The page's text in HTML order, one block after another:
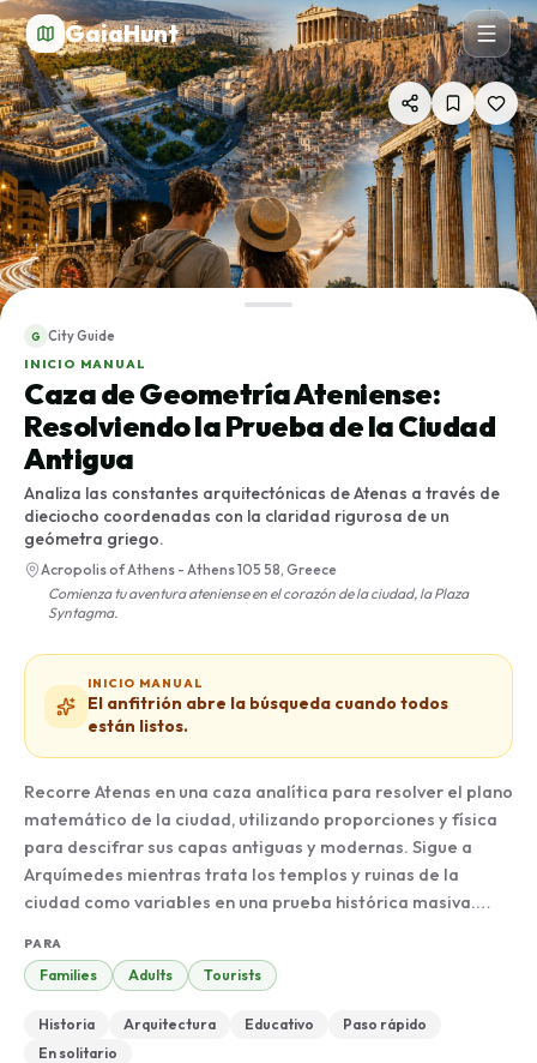
GaiaHunt
G
City Guide
INICIO MANUAL
Caza de Geometría Ateniense:
Resolviendo la Prueba de la Ciudad
Antigua
Analiza las constantes arquitectónicas de Atenas a través de
dieciocho coordenadas con la claridad rigurosa de un
geómetra griego.
Acropolis of Athens - Athens 105 58, Greece
Comienza tu aventura ateniense en el corazón de la ciudad, la Plaza
Syntagma.
INICIO MANUAL
El anfitrión abre la búsqueda cuando todos
están listos.
Recorre Atenas en una caza analítica para resolver el plano
matemático de la ciudad, utilizando proporciones y física
para descifrar sus capas antiguas y modernas. Sigue a
Arquímedes mientras trata los templos y ruinas de la
ciudad como variables en una prueba histórica masiva.
y el cielo o cómo una isla remota apareció en las laderas
de la Acrópolis. Esta ruta cubre seis kilómetros,
parlamento moderno.
PARA
Families Adults Tourists
Historia Arquitectura Educativo
Paso rápido
En solitario